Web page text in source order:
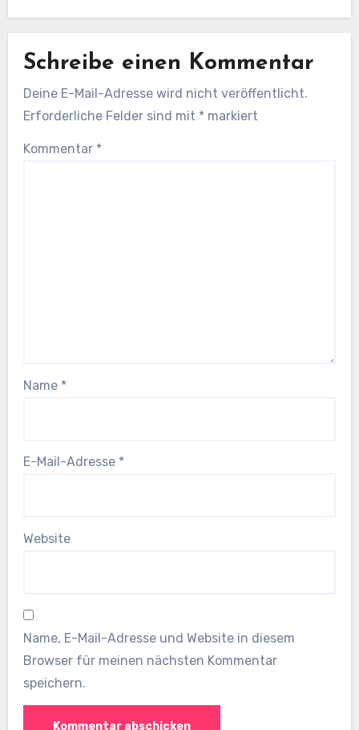
Schreibe einen Kommentar
Deine E-Mail-Adresse wird nicht veröffentlicht.
Erforderliche Felder sind mit * markiert
Kommentar *
Name *
E-Mail-Adresse *
Website
Name, E-Mail-Adresse und Website in diesem
Browser für meinen nächsten Kommentar
speichern.